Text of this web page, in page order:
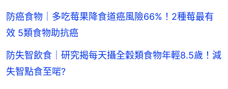
防癌食物｜多吃莓果降食道癌風險66%！2種莓最有
效 5類食物助抗癌
防失智飲食｜研究揭每天攝全穀類食物年輕8.5歲！減
失智點食至啱?